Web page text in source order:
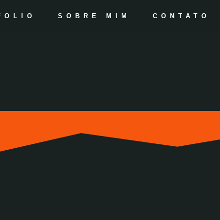
SOBRE MIM CONTATO